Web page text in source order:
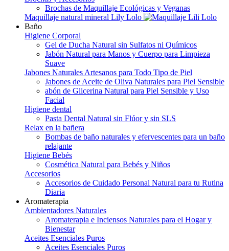
Brochas de Maquillaje Ecológicas y Veganas
Maquillaje natural mineral Lily Lolo
Baño
Higiene Corporal
Gel de Ducha Natural sin Sulfatos ni Químicos
Jabón Natural para Manos y Cuerpo para Limpieza
Suave
Jabones Naturales Artesanos para Todo Tipo de Piel
Jabones de Aceite de Oliva Naturales para Piel Sensible
abón de Glicerina Natural para Piel Sensible y Uso
Facial
Higiene dental
Pasta Dental Natural sin Flúor y sin SLS
Relax en la bañera
Bombas de baño naturales y efervescentes para un baño
relajante
Higiene Bebés
Cosmética Natural para Bebés y Niños
Accesorios
Accesorios de Cuidado Personal Natural para tu Rutina
Diaria
Aromaterapia
Ambientadores Naturales
Aromaterapia e Inciensos Naturales para el Hogar y
Bienestar
Aceites Esenciales Puros
Aceites Esenciales Puros